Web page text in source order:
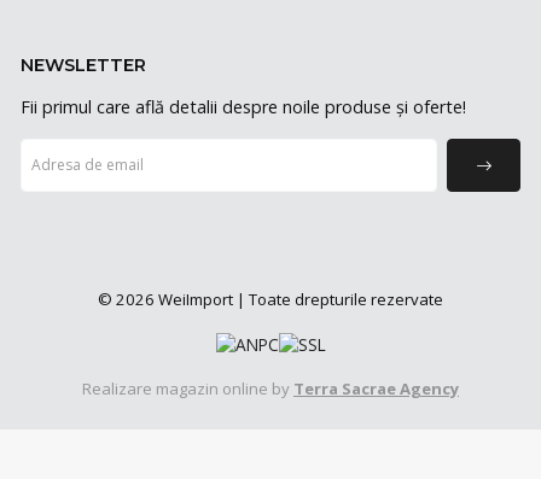
NEWSLETTER
Fii primul care află detalii despre noile produse și oferte!
© 2026 WeiImport | Toate drepturile rezervate
Realizare magazin online by Terra Sacrae Agency